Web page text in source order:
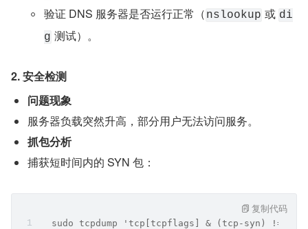
验证 DNS 服务器是否运行正常（ nslookup 或 di
g 测试）。
2. 安全检测
问题现象
服务器负载突然升高，部分用户无法访问服务。
抓包分析
捕获短时间内的 SYN 包：
sudo tcpdump 'tcp[tcpflags] & (tcp-syn) != 0'
复制代码